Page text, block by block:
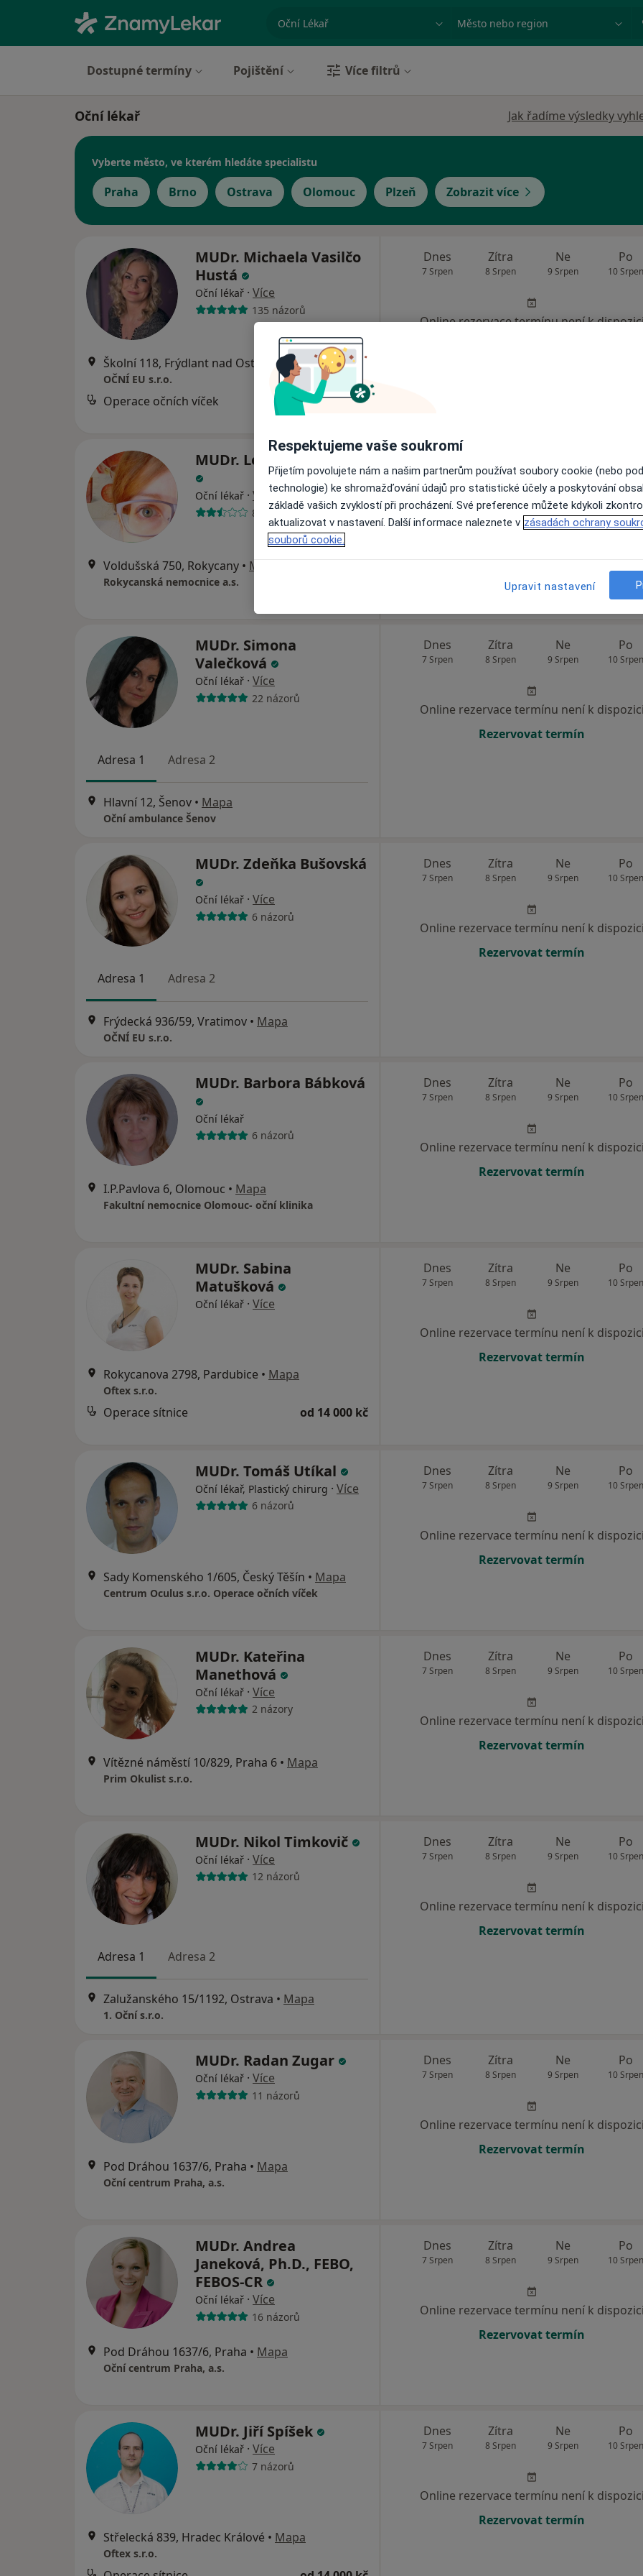
specializace, nemoc nebo příjmení Město nebo region
Dostupné termíny Pojištění Více filtrů
Oční lékař Jak řadíme výsledky
Vyberte město, ve kterém hledáte specialistu
Praha Brno Ostrava Olomouc Plzeň Zobrazit více
MUDr. Michaela Vasilčo
Hustá
Oční lékař · Více
135 názorů
Školní 118, Frýdlant nad Ostravicí Mapa
OČNÍ EU s.r.o.
Operace očních víček od 9 000 kč
Dnes
7 Srpen
Zítra
8 Srpen
Ne
9 Srpen
Po
10 Srpen
Online rezervace termínu není k
MUDr. Lenka Horáková
Oční lékař · Více
8 názorů
Voldušská 750, Rokycany • Mapa
Rokycanská nemocnice a.s.
7 Srpen 8 Srpen 9 Srpen 10
Online rezervace termínu není k
MUDr. Simona
Valečková
Oční lékař · Více
22 názorů
Adresa 1 Adresa 2
Hlavní 12, Šenov • Mapa
Oční ambulance Šenov
Dnes
7 Srpen
Zítra
8 Srpen
Ne
9 Srpen
Po
10 Srpen
Online rezervace termínu není k dispozici
Rezervovat termín
MUDr. Zdeňka Bušovská
Oční lékař · Více
6 názorů
Adresa 1 Adresa 2
Frýdecká 936/59, Vratimov • Mapa
OČNÍ EU s.r.o.
Dnes
7 Srpen
Zítra
8 Srpen
Ne
9 Srpen
Po
10 Srpen
Online rezervace termínu není k dispozici
Rezervovat termín
MUDr. Barbora Bábková
Oční lékař
6 názorů
I.P.Pavlova 6, Olomouc • Mapa
Fakultní nemocnice Olomouc- oční klinika
Dnes
7 Srpen
Zítra
8 Srpen
Ne
9 Srpen
Po
10 Srpen
Online rezervace termínu není k dispozici
Rezervovat termín
MUDr. Sabina
Matušková
Oční lékař · Více
Rokycanova 2798, Pardubice • Mapa
Oftex s.r.o.
Operace sítnice od 14 000 kč
Dnes
7 Srpen
Zítra
8 Srpen
Ne
9 Srpen
Po
10 Srpen
Online rezervace termínu není k dispozici
Rezervovat termín
MUDr. Tomáš Utíkal
Oční lékař, Plastický chirurg · Více
6 názorů
Sady Komenského 1/605, Český Těšín • Mapa
Centrum Oculus s.r.o. Operace očních víček
Dnes
7 Srpen
Zítra
8 Srpen
Ne
9 Srpen
Po
10 Srpen
Online rezervace termínu není k dispozici
Rezervovat termín
MUDr. Kateřina
Manethová
Oční lékař · Více
2 názory
Vítězné náměstí 10/829, Praha 6 • Mapa
Prim Okulist s.r.o.
Dnes
7 Srpen
Zítra
8 Srpen
Ne
9 Srpen
Po
10 Srpen
Online rezervace termínu není k dispozici
Rezervovat termín
MUDr. Nikol Timkovič
Oční lékař · Více
12 názorů
Adresa 1 Adresa 2
Zalužanského 15/1192, Ostrava • Mapa
1. Oční s.r.o.
Dnes
7 Srpen
Zítra
8 Srpen
Ne
9 Srpen
Po
10 Srpen
Online rezervace termínu není k dispozici
Rezervovat termín
MUDr. Radan Zugar
Oční lékař · Více
11 názorů
Pod Dráhou 1637/6, Praha • Mapa
Oční centrum Praha, a.s.
Dnes
7 Srpen
Zítra
8 Srpen
Ne
9 Srpen
Po
10 Srpen
Online rezervace termínu není k dispozici
Rezervovat termín
MUDr. Andrea
Janeková, Ph.D., FEBO,
FEBOS-CR
Oční lékař · Více
16 názorů
Pod Dráhou 1637/6, Praha • Mapa
Oční centrum Praha, a.s.
Dnes
7 Srpen
Zítra
8 Srpen
Ne
9 Srpen
Po
10 Srpen
Online rezervace termínu není k dispozici
Rezervovat termín
MUDr. Jiří Spíšek
Oční lékař · Více
7 názorů
Střelecká 839, Hradec Králové • Mapa
Oftex s.r.o.
Dnes
7 Srpen
Zítra
8 Srpen
Ne
9 Srpen
Po
10 Srpen
Online rezervace termínu není k dispozici
Rezervovat termín
Respektujeme vaše soukromí
Přijetím povolujete nám a našim partnerům používat soubory cookie (nebo
technologie) ke shromažďování údajů pro statistické účely a poskytování
základě vašich zvyklostí při procházení. Své preference můžete kdykoli
aktualizovat v nastavení. Další informace naleznete v zásadách ochrany
souborů cookie.
Upravit nastavení